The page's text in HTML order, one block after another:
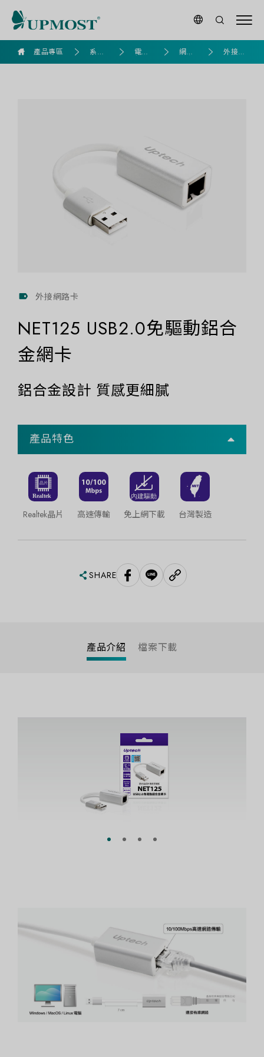
NET125
USB2.0
免
產品專區 系列 電腦
組裝
網路
擴充
外接網
路卡
外接網路卡
NET125 USB2.0免驅動鋁合
金網卡
鋁合金設計 質感更細膩
產品特色
Realtek晶片 高速傳輸 免上網下載 台灣製造
SHARE
產品介紹 檔案下載